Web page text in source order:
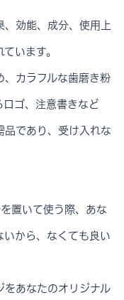
効能、成分、使用上
います。
、カラフルな歯磨き粉
ゴ、注意書きなど
品であり、受け入れな
置いて使う際、あな
から、なくても良い
をあなたのオリジナル